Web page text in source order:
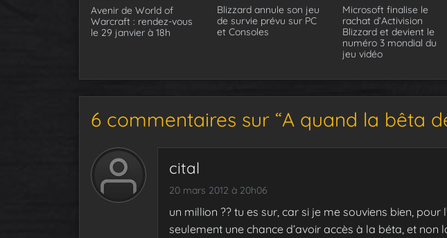
Avenir de World of
Warcraft : rendez-vous
le 29 janvier à 18h
Blizzard annule son jeu
de survie prévu sur PC
et Consoles
Microsoft finalise le
rachat d’Activision
Blizzard et devient le
numéro 3 mondial du
jeu vidéo
6 commentaires sur “A quand la bêta
cital
20 mars 2012 à 20h06
un million ?? tu es sur, car si je me souviens bien, pour
seulement une chance d’avoir accès à la béta, et non